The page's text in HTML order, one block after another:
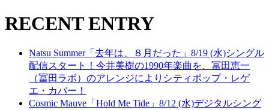
RECENT ENTRY
Natsu Summer「去年は、８月だった」8/19 (水)シングル
配信スタート！今井美樹の1990年楽曲を、冨田恵一
（冨田ラボ）のアレンジによりシティポップ・レゲ
エ・カバー！
Cosmic Mauve「Hold Me Tide」8/12 (水)デジタルシング